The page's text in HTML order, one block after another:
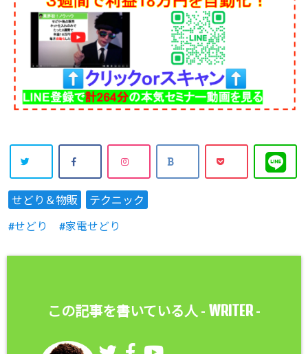
せどり＆物販
テクニック
せどり
家電せどり
この記事を書いている人 - WRITER-